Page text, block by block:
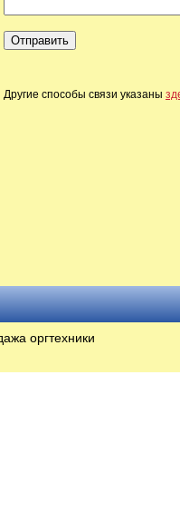
Другие способы связи указаны
оргтехники